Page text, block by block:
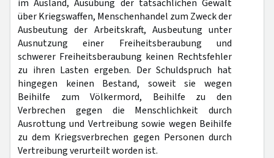
im Ausland, Ausübung der tatsächlichen Gewalt
über Kriegswaffen, Menschenhandel zum Zweck der
Ausbeutung der Arbeitskraft, Ausbeutung unter
Ausnutzung einer Freiheitsberaubung und
schwerer Freiheitsberaubung keinen Rechtsfehler
zu ihren Lasten ergeben. Der Schuldspruch hat
hingegen keinen Bestand, soweit sie wegen
Beihilfe zum Völkermord, Beihilfe zu den
Verbrechen gegen die Menschlichkeit durch
Ausrottung und Vertreibung sowie wegen Beihilfe
zu dem Kriegsverbrechen gegen Personen durch
Vertreibung verurteilt worden ist.